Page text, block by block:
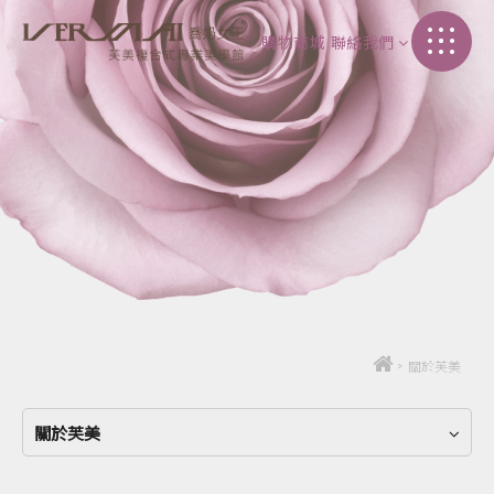
購物商城 聯絡我們
加盟介紹
聯絡我們
> 關於芙美
關於芙美